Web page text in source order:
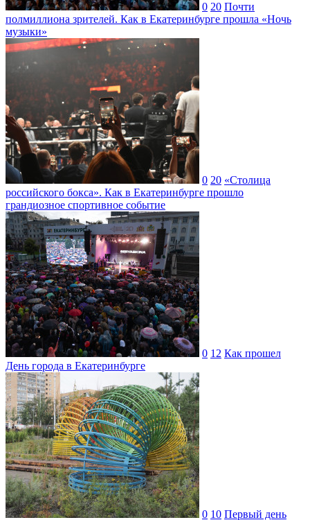
0 20 Почти
полмиллиона зрителей. Как в Екатеринбурге прошла «Ночь
музыки»
0 20 «Столица
российского бокса». Как в Екатеринбурге прошло
грандиозное спортивное событие
0 12 Как прошел
День города в Екатеринбурге
0 10 Первый день